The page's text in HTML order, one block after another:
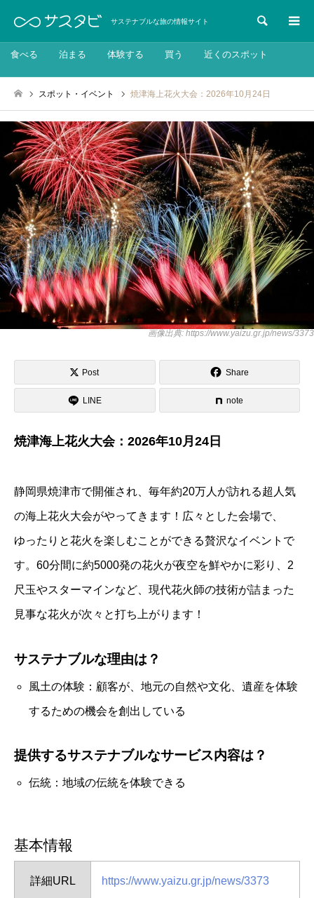
サステナブルな旅の情報サイト 検索
食べる 泊まる 体験する 買う 近くのスポット
スポット・イベント 焼津海上花火大会：2026年10月24日
画像出典: https://www.yaizu.gr.jp/news/3373
Post Share
LINE note
焼津海上花火大会：2026年10月24日
静岡県焼津市で開催され、毎年約20万人が訪れる超人気
の海上花火大会がやってきます！広々とした会場で、
ゆったりと花火を楽しむことができる贅沢なイベントで
す。60分間に約5000発の花火が夜空を鮮やかに彩り、2
尺玉やスターマインなど、現代花火師の技術が詰まった
見事な花火が次々と打ち上がります！
サステナブルな理由は？
風土の体験：顧客が、地元の自然や文化、遺産を体験
するための機会を創出している
提供するサステナブルなサービス内容は？
伝統：地域の伝統を体験できる
基本情報
詳細URL https://www.yaizu.gr.jp/news/3373